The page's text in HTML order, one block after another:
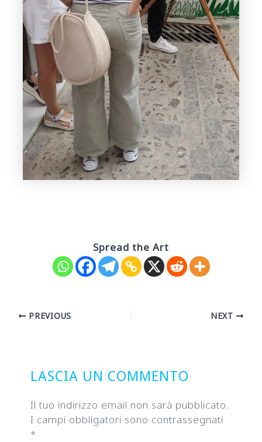
Spread the Art
PostPREVIOUS NEXT
LASCIA UN COMMENTO
Il tuo indirizzo email non sarà pubblicato.
I campi obbligatori sono contrassegnati
*